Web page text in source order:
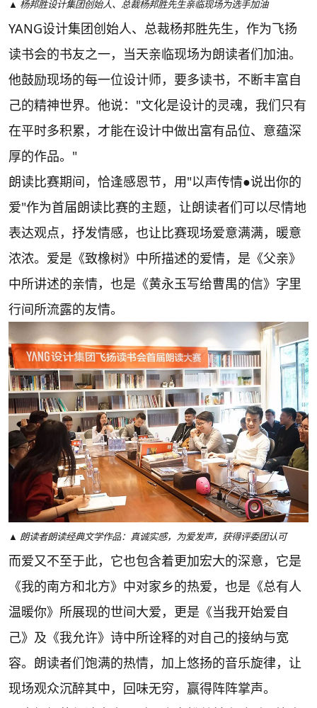
▲ 杨邦胜设计集团创始人、总裁杨邦胜先生亲临现场为选手加油
YANG设计集团创始人、总裁杨邦胜先生，作为飞扬
读书会的书友之一，当天亲临现场为朗读者们加油。
他鼓励现场的每一位设计师，要多读书，不断丰富自
己的精神世界。他说："文化是设计的灵魂，我们只有
在平时多积累，才能在设计中做出富有品位、意蕴深
厚的作品。"
朗读比赛期间，恰逢感恩节，用"以声传情●说出你的
爱"作为首届朗读比赛的主题，让朗读者们可以尽情地
表达观点，抒发情感，也让比赛现场爱意满满，暖意
浓浓。爱是《致橡树》中所描述的爱情，是《父亲》
中所讲述的亲情，也是《黄永玉写给曹禺的信》字里
行间所流露的友情。
▲ 朗读者朗读经典文学作品：真诚实感，为爱发声，获得评委团认可
而爱又不至于此，它也包含着更加宏大的深意，它是
《我的南方和北方》中对家乡的热爱，也是《总有人
温暖你》所展现的世间大爱，更是《当我开始爱自
己》及《我允许》诗中所诠释的对自己的接纳与宽
容。朗读者们饱满的热情，加上悠扬的音乐旋律，让
现场观众沉醉其中，回味无穷，赢得阵阵掌声。